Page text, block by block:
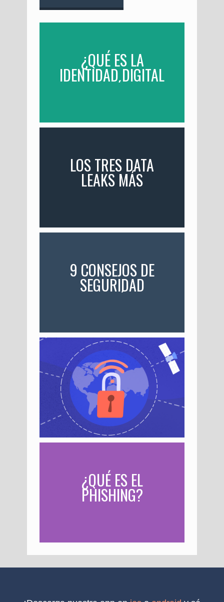
¿QUÉ ES LA
IDENTIDAD DIGITAL
Y POR QUÉ ES TAN
LOS TRES DATA
LEAKS MÁS
9 CONSEJOS DE
SEGURIDAD
INFORMÁTICA
¿QUÉ ES EL
PHISHING?